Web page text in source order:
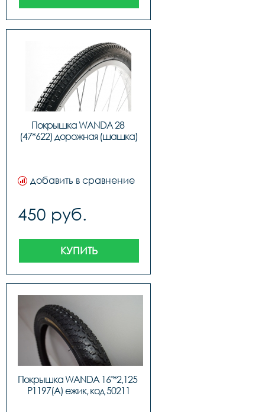
Покрышка WANDA 28
(47*622) дорожная (шашка)
добавить в сравнение
450 руб.
КУПИТЬ
Покрышка WANDA 16"*2,125
P1197(A) ежик, код 50211